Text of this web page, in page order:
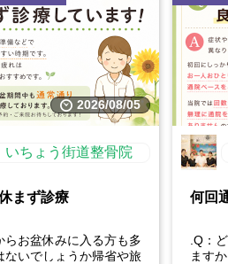
2026/08/05
いちょう街道整骨院
まず診療
らお盆休みに入る方も多
ないでしょうか帰省や旅
何回
.Q：
ます